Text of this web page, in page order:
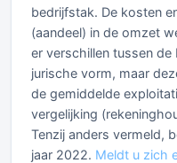
bedrijfstak. De kosten
(aandeel) in de omzet
er verschillen tussen
jurische vorm, maar
de gemiddelde
vergelijking
Tenzij anders vermeld,
jaar 2022. Meldt u zich